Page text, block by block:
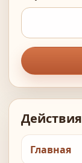
Действия
Главная